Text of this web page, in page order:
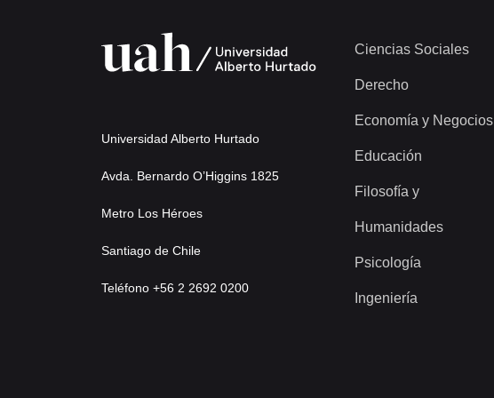
Universidad Alberto Hurtado
Avda. Bernardo O’Higgins 1825
Metro Los Héroes
Santiago de Chile
Teléfono +56 2 2692 0200
Ciencias Sociales
Derecho
Economía y Negocios
Educación
Filosofía y
Humanidades
Psicología
Ingeniería